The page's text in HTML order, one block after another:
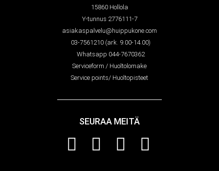
15860 Hollola
Y-tunnus 2776111-7
asiakaspalvelu@huippukone.com
03-7561210 (ark. 9.00-14.00)
Whatsapp 044-7670362
Serviceform / Huoltolomake
Service points/ Huoltopisteet
SEURAA MEITÄ